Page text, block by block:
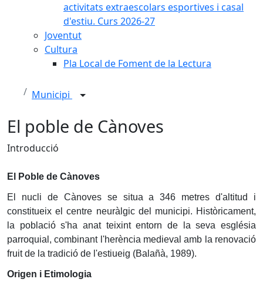
activitats extraescolars esportives i casal
d'estiu. Curs 2026-27
Joventut
Cultura
Pla Local de Foment de la Lectura
Municipi
El poble de Cànoves
Introducció
El Poble de Cànoves
El nucli de Cànoves se situa a 346 metres d'altitud i
constitueix el centre neuràlgic del municipi. Històricament,
la població s'ha anat teixint entorn de la seva església
parroquial, combinant l'herència medieval amb la renovació
fruit de la tradició de l'estiueig (Balañà, 1989).
Origen i Etimologia